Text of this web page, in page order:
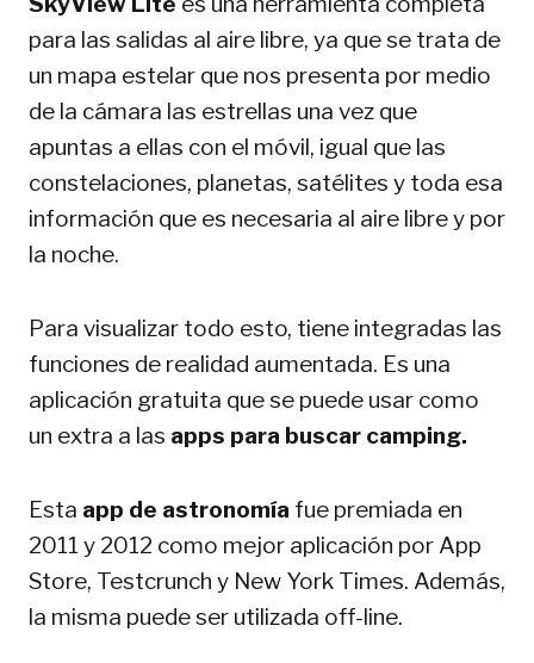
para las salidas al aire libre, ya que se trata de
un mapa estelar que nos presenta por medio
de la cámara las estrellas una vez que
apuntas a ellas con el móvil, igual que las
constelaciones, planetas, satélites y toda esa
información que es necesaria al aire libre y por
la noche.
Para visualizar todo esto, tiene integradas las
funciones de realidad aumentada. Es una
aplicación gratuita que se puede usar como
un extra a las apps para buscar camping.
Esta app de astronomía fue premiada en
2011 y 2012 como mejor aplicación por App
Store, Testcrunch y New York Times. Además,
la misma puede ser utilizada off-line.